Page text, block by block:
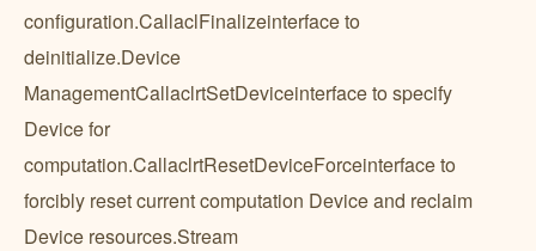
configuration.CallaclFinalizeinterface to
deinitialize.Device
ManagementCallaclrtSetDeviceinterface to specify
Device for
computation.CallaclrtResetDeviceForceinterface to
forcibly reset current computation Device and reclaim
Device resources.Stream